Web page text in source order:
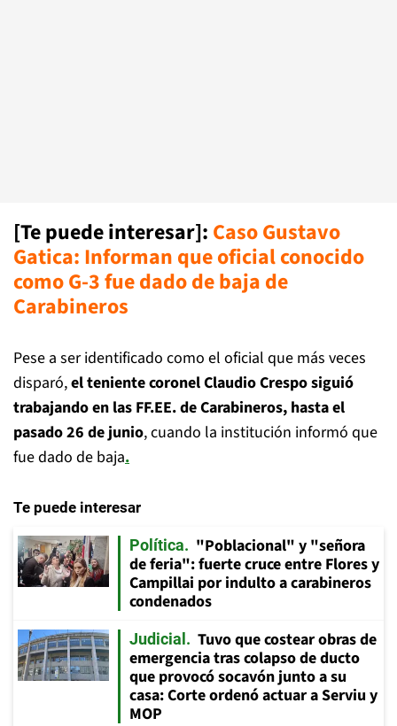
[Te puede interesar]: Caso Gustavo
Gatica: Informan que oficial conocido
como G-3 fue dado de baja de
Carabineros
Pese a ser identificado como el oficial que más veces
disparó,el teniente coronel Claudio Crespo siguió
trabajando en las FF.EE. de Carabineros, hasta el
pasado 26 de junio, cuando la institución informó que
fue dado de baja.
Te puede interesar
Política
"Poblacional" y "señora
de feria": fuerte cruce entre Flores y
Campillai por indulto a carabineros
condenados
Judicial
Tuvo que costear obras de
emergencia tras colapso de ducto
que provocó socavón junto a su
casa: Corte ordenó actuar a Serviu y
MOP